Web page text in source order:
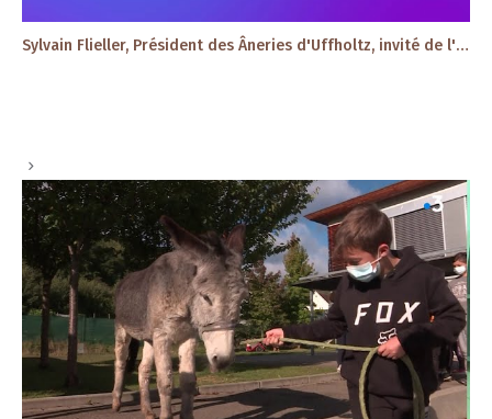
Sylvain Flieller, Président des Âneries d'Uffholtz, invité de l'émission Ensemble c'est mieux.